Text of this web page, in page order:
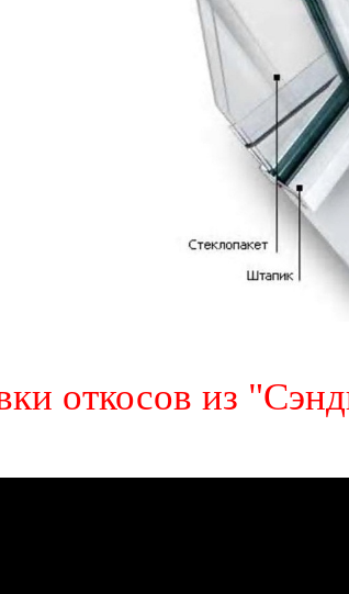
откосов из